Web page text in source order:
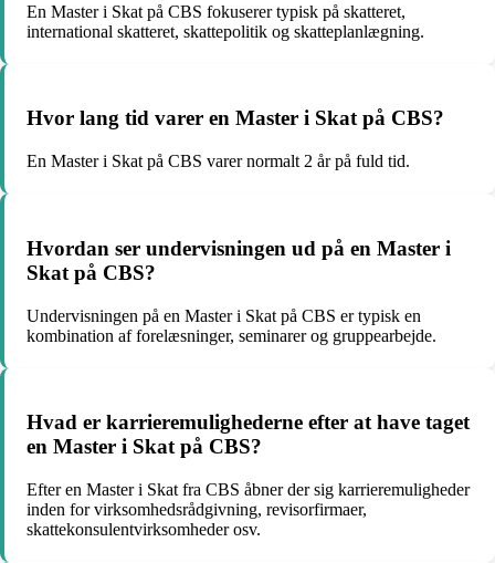
En Master i Skat på CBS fokuserer typisk på skatteret,
international skatteret, skattepolitik og skatteplanlægning.
Hvor lang tid varer en Master i Skat på CBS?
En Master i Skat på CBS varer normalt 2 år på fuld tid.
Hvordan ser undervisningen ud på en Master i
Skat på CBS?
Undervisningen på en Master i Skat på CBS er typisk en
kombination af forelæsninger, seminarer og gruppearbejde.
Hvad er karrieremulighederne efter at have taget
en Master i Skat på CBS?
Efter en Master i Skat fra CBS åbner der sig karrieremuligheder
inden for virksomhedsrådgivning, revisorfirmaer,
skattekonsulentvirksomheder osv.